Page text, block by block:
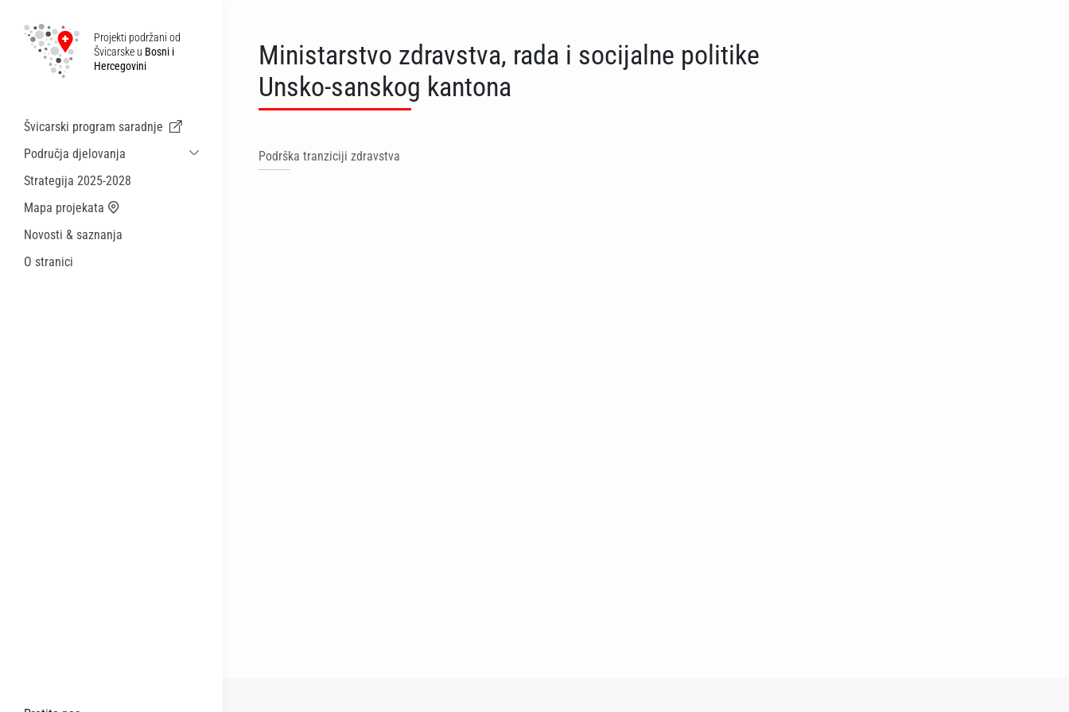
Projekti podržani od
Švicarske u Bosni i
Hercegovini
Švicarski program saradnje
Područja djelovanja
Održiva ekonomska saradnja i migracije
Strategija 2025-2028
Mapa projekata
Novosti & saznanja
O stranici
Ministarstvo zdravstva, rada i socijalne politike
Unsko-sanskog kantona
Podrška tranziciji zdravstva